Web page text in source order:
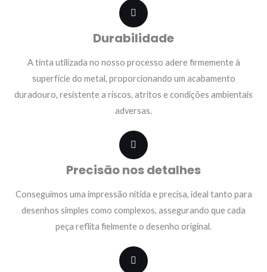
Durabilidade
A tinta utilizada no nosso processo adere firmemente à
superfície do metal, proporcionando um acabamento
duradouro, resistente a riscos, atritos e condições ambientais
adversas.
Precisão nos detalhes
Conseguimos uma impressão nítida e precisa, ideal tanto para
desenhos simples como complexos, assegurando que cada
peça reflita fielmente o desenho original.